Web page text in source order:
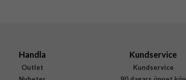
Handla
Outlet
Kundservice
Kundservice